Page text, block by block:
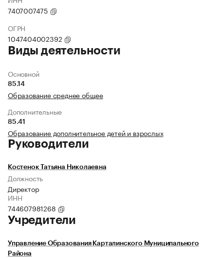
7407007475
ОГРН
1047404002392
Виды деятельности
Основной
85.14
Образование среднее общее
Дополнительные
85.41
Образование дополнительное детей и взрослых
Руководители
Костенок Татьяна Николаевна
Должность
Директор
ИНН
744607981268
Учредители
Управление Образования Карталинского Муниципального
Района